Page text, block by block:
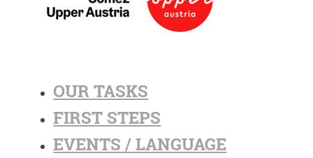
OUR TASKS
FIRST STEPS
EVENTS / LANGUAGE